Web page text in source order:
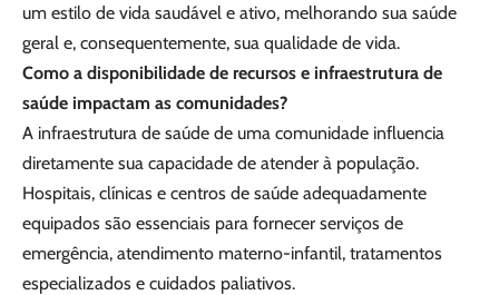
um estilo de vida saudável e ativo, melhorando sua saúde
geral e, consequentemente, sua qualidade de vida.
Como a disponibilidade de recursos e infraestrutura de
saúde impactam as comunidades?
A infraestrutura de saúde de uma comunidade influencia
diretamente sua capacidade de atender à população.
Hospitais, clínicas e centros de saúde adequadamente
equipados são essenciais para fornecer serviços de
emergência, atendimento materno-infantil, tratamentos
especializados e cuidados paliativos.